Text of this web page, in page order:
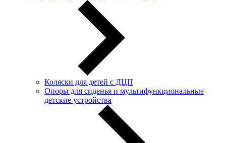
Коляски для детей с ДЦП
Опоры для сиденья и мультифункциональные
детские устройства